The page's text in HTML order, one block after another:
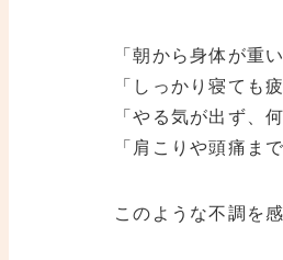
「朝から身体が重い
「しっかり寝ても
「やる気が出ず、
「肩こりや頭痛ま
このような不調を